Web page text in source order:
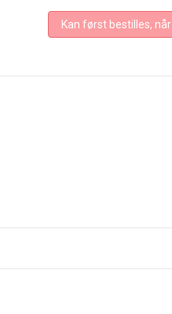
Kan først bestilles,